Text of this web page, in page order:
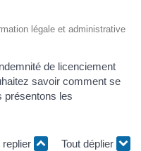
légale et administrative
de licenciement
savoir comment se
présentons les
replier Tout déplier